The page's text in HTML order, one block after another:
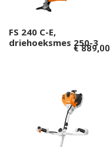
Toevoegen aan
winkelwagen
FS 240 C-E,
driehoeksmes 250-3
€889,00